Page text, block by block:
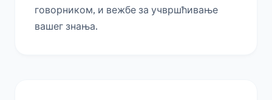
говорником, и вежбе за учвршћивање
вашег знања.